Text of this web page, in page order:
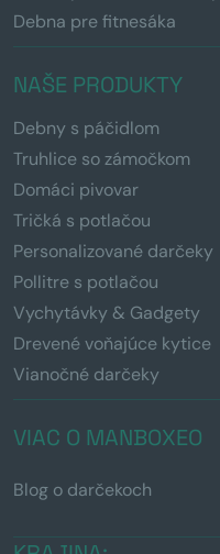
Debna pre fitnesáka
NAŠE PRODUKTY
Debny s páčidlom
Truhlice so zámočkom
Domáci pivovar
Tričká s potlačou
Personalizované darčeky
Pollitre s potlačou
Vychytávky & Gadgety
Drevené voňajúce kytice
Vianočné darčeky
VIAC O MANBOXEO
Blog o darčekoch